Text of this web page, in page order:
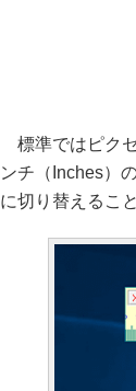
標準ではピク
ンチ（Inches）
に切り替えるこ